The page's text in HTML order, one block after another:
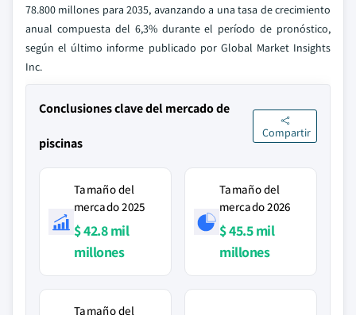
78.800 millones para 2035, avanzando a una tasa de crecimiento
anual compuesta del 6,3% durante el período de pronóstico,
según el último informe publicado por Global Market Insights
Inc.
Conclusiones clave del mercado de
piscinas
Compartir
Tamaño del
mercado 2025
$ 42.8 mil
millones
Tamaño del
mercado 2026
$ 45.5 mil
millones
Tamaño del